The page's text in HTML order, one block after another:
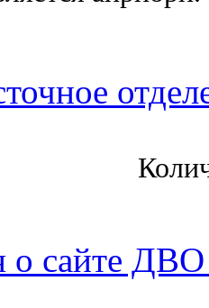
о сайте